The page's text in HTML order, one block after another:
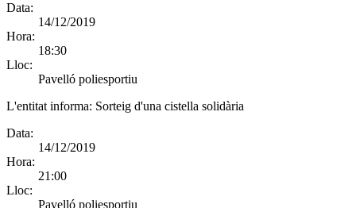
Data:
14/12/2019
Hora:
18:30
Lloc:
Pavelló poliesportiu
L'entitat informa: Sorteig d'una cistella solidària
Data:
14/12/2019
Hora:
21:00
Lloc:
Pavelló poliesportiu